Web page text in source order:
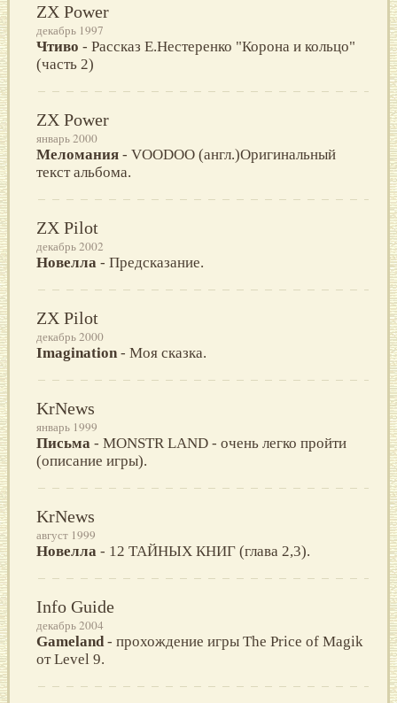
ZX Power
декабрь 1997
Чтиво - Рассказ Е.Нестеренко "Корона и кольцо"
(часть 2)
ZX Power
январь 2000
Меломания - VOODOO (англ.)Оригинальный
текст альбома.
ZX Pilot
декабрь 2002
Новелла - Предсказание.
ZX Pilot
декабрь 2000
Imagination - Моя сказка.
KrNews
январь 1999
Письма - MONSTR LAND - очень легко пройти
(описание игры).
KrNews
август 1999
Новелла - 12 ТАЙНЫХ КНИГ (глава 2,3).
Info Guide
декабрь 2004
Gameland- прохождение игры The Price of Magik
от Level 9.